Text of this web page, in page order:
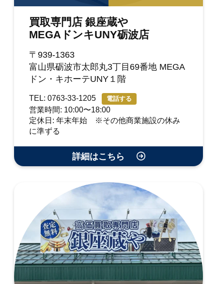
買取専門店 銀座蔵や
MEGAドンキUNY砺波店
〒939-1363
富山県砺波市太郎丸3丁目69番地 MEGA
ドン・キホーテUNY１階
TEL: 0763-33-1205 電話する
営業時間: 10:00〜18:00
定休日: 年末年始 ※その他商業施設の休み
に準ずる
詳細はこちら